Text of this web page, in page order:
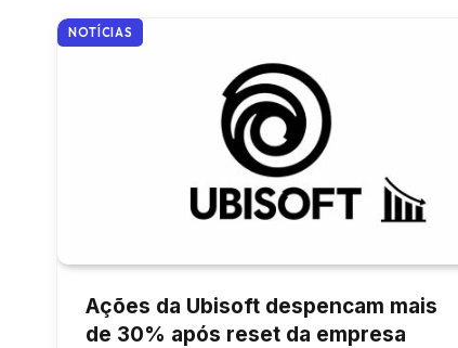
NOTÍCIAS
Ações da Ubisoft despencam mais
de 30% após reset da empresa